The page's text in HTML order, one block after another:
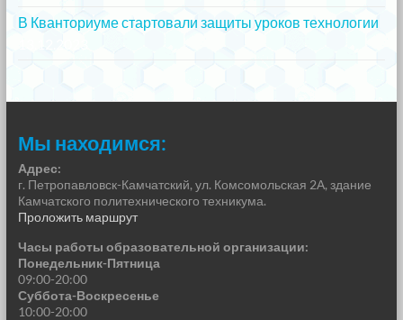
В Кванториуме стартовали защиты уроков технологии
Мы находимся:
Адрес:
г. Петропавловск-Камчатский, ул. Комсомольская 2А, здание
Камчатского политехнического техникума.
Проложить маршрут
Часы работы образовательной организации:
Понедельник-Пятница
09:00-20:00
Суббота-Воскресенье
10:00-20:00